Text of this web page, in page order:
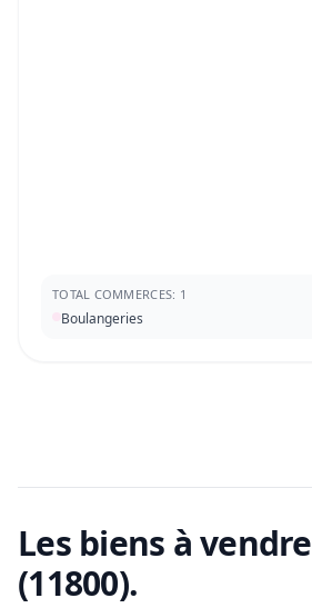
TOTAL COMMERCES: 1
Boulangeries
Les biens à vendre
(11800).